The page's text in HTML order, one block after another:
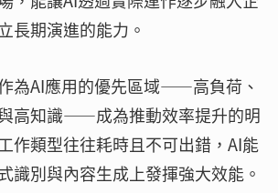
長期演進的能力。
為AI應用的優先區域——高負荷、
高知識——成為推動效率提升的明
作類型往往耗時且不可出錯，AI能
識別與內容生成上發揮強大效能。